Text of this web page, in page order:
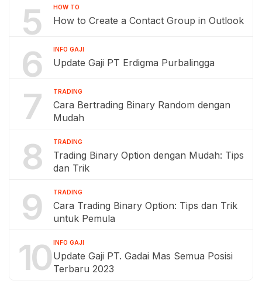
5 HOW TO
How to Create a Contact Group in Outlook
6 INFO GAJI
Update Gaji PT Erdigma Purbalingga
7 TRADING
Cara Bertrading Binary Random dengan
Mudah
8 TRADING
Trading Binary Option dengan Mudah: Tips
dan Trik
9 TRADING
Cara Trading Binary Option: Tips dan Trik
untuk Pemula
10 INFO GAJI
Update Gaji PT. Gadai Mas Semua Posisi
Terbaru 2023